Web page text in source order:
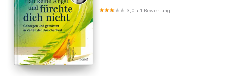
3,0 •1 Bewertung